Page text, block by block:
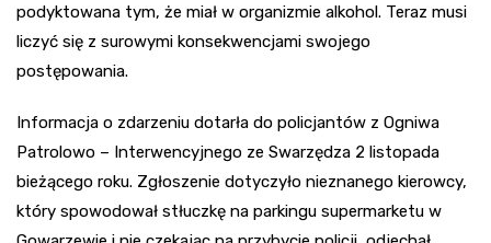
podyktowana tym, że miał w organizmie alkohol. Teraz musi
liczyć się z surowymi konsekwencjami swojego
postępowania.
Informacja o zdarzeniu dotarła do policjantów z Ogniwa
Patrolowo – Interwencyjnego ze Swarzędza 2 listopada
bieżącego roku. Zgłoszenie dotyczyło nieznanego kierowcy,
który spowodował stłuczkę na parkingu supermarketu w